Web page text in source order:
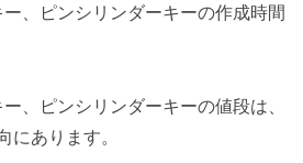
、ピンシリンダーキーの作成時間
、ピンシリンダーキーの値段は、
にあります。